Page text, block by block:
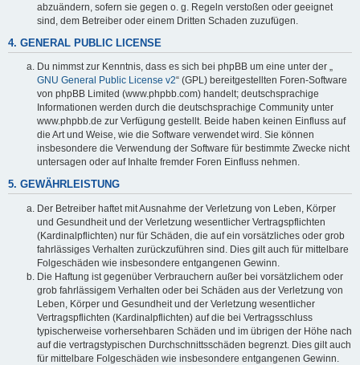
abzuändern, sofern sie gegen o. g. Regeln verstoßen oder geeignet
sind, dem Betreiber oder einem Dritten Schaden zuzufügen.
4. GENERAL PUBLIC LICENSE
Du nimmst zur Kenntnis, dass es sich bei phpBB um eine unter der „
GNU General Public License v2“ (GPL) bereitgestellten Foren-Software
von phpBB Limited (www.phpbb.com) handelt; deutschsprachige
Informationen werden durch die deutschsprachige Community unter
www.phpbb.de zur Verfügung gestellt. Beide haben keinen Einfluss auf
die Art und Weise, wie die Software verwendet wird. Sie können
insbesondere die Verwendung der Software für bestimmte Zwecke nicht
untersagen oder auf Inhalte fremder Foren Einfluss nehmen.
5. GEWÄHRLEISTUNG
Der Betreiber haftet mit Ausnahme der Verletzung von Leben, Körper
und Gesundheit und der Verletzung wesentlicher Vertragspflichten
(Kardinalpflichten) nur für Schäden, die auf ein vorsätzliches oder grob
fahrlässiges Verhalten zurückzuführen sind. Dies gilt auch für mittelbare
Folgeschäden wie insbesondere entgangenen Gewinn.
Die Haftung ist gegenüber Verbrauchern außer bei vorsätzlichem oder
grob fahrlässigem Verhalten oder bei Schäden aus der Verletzung von
Leben, Körper und Gesundheit und der Verletzung wesentlicher
Vertragspflichten (Kardinalpflichten) auf die bei Vertragsschluss
typischerweise vorhersehbaren Schäden und im übrigen der Höhe nach
auf die vertragstypischen Durchschnittsschäden begrenzt. Dies gilt auch
für mittelbare Folgeschäden wie insbesondere entgangenen Gewinn.